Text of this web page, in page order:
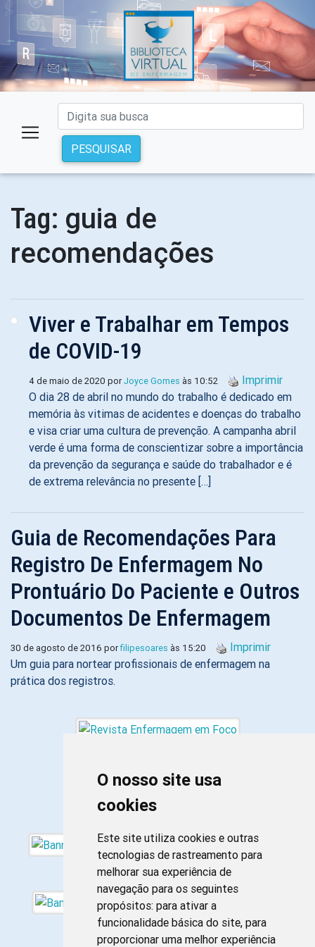
O nosso site usa
cookies
Este site utiliza cookies e outras
tecnologias de rastreamento para
melhorar sua experiência de
navegação para os seguintes
propósitos: para ativar a
funcionalidade básica do site, para
proporcionar uma melhor experiência
PESQUISAR
Tag: guia de
recomendações
Viver e Trabalhar em Tempos
de COVID-19
4 de maio de 2020 porJoyce Gomes às 10:52
Imprimir
O dia 28 de abril no mundo do trabalho é dedicado em
memória às vitimas de acidentes e doenças do trabalho
e visa criar uma cultura de prevenção. A campanha abril
verde é uma forma de conscientizar sobre a importância
da prevenção da segurança e saúde do trabalhador e é
de extrema relevância no presente […]
Guia de Recomendações Para
Registro De Enfermagem No
Prontuário Do Paciente e Outros
Documentos De Enfermagem
30 de agosto de 2016 porfilipesoares às 15:20
Imprimir
Um guia para nortear profissionais de enfermagem na
prática dos registros.